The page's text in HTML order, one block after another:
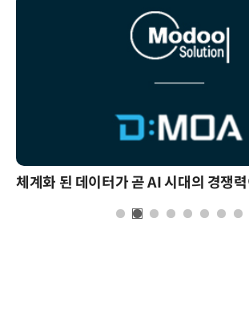
체계화 된 데이터가 곧 AI 시대의 경쟁